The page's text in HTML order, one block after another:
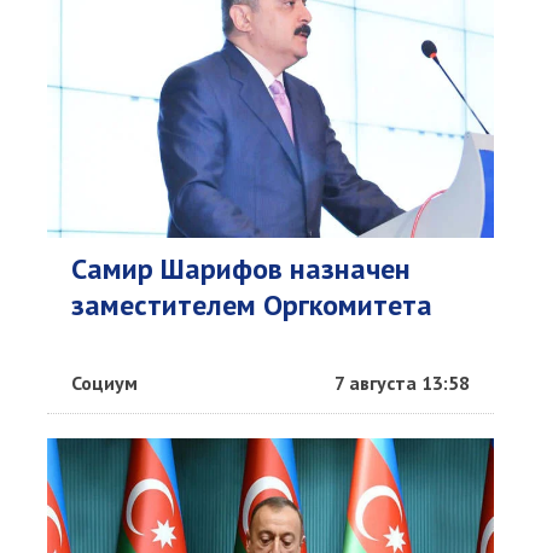
Самир Шарифов назначен
заместителем Оргкомитета
Социум 7 августа 13:58